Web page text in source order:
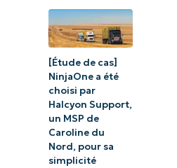
[Étude de cas]
NinjaOne a été
choisi par
Halcyon Support,
un MSP de
Caroline du
Nord, pour sa
simplicité